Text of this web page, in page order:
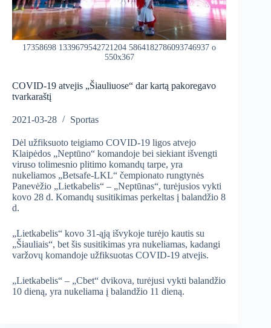
17358698 1339679542721204 5864182786093746937 o
550x367
COVID-19 atvejis „Šiauliuose“ dar kartą pakoregavo
tvarkaraštį
2021-03-28 Sportas
Dėl užfiksuoto teigiamo COVID-19 ligos atvejo
Klaipėdos „Neptūno“ komandoje bei siekiant išvengti
viruso tolimesnio plitimo komandų tarpe, yra
nukeliamos „Betsafe-LKL“ čempionato rungtynės
Panevėžio „Lietkabelis“ – „Neptūnas“, turėjusios vykti
kovo 28 d. Komandų susitikimas perkeltas į balandžio 8
d.
„Lietkabelis“ kovo 31-ąją išvykoje turėjo kautis su
„Šiauliais“, bet šis susitikimas yra nukeliamas, kadangi
varžovų komandoje užfiksuotas COVID-19 atvejis.
„Lietkabelis“ – „Cbet“ dvikova, turėjusi vykti balandžio
10 dieną, yra nukeliama į balandžio 11 dieną.